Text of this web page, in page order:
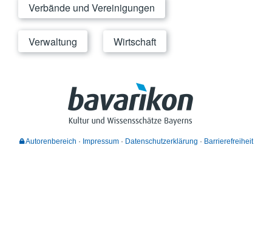
Verbände und Vereinigungen
Verwaltung Wirtschaft
Autorenbereich Impressum Datenschutzerklärung Barrierefreiheit